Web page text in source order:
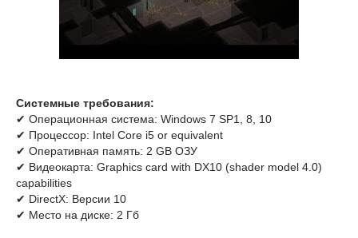
Системные требования:
✔ Операционная система: Windows 7 SP1, 8, 10
✔ Процессор: Intel Core i5 or equivalent
✔ Оперативная память: 2 GB ОЗУ
✔ Видеокарта: Graphics card with DX10 (shader model 4.0)
capabilities
✔ DirectX: Версии 10
✔ Место на диске: 2 Гб